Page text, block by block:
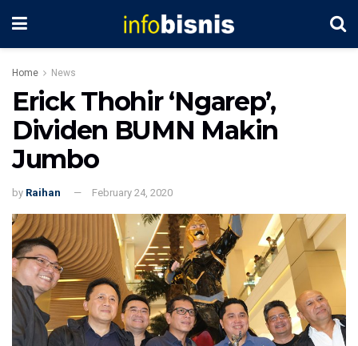
Home News
Erick Thohir ‘Ngarep’,
Dividen BUMN Makin
Jumbo
by Raihan February 24, 2020